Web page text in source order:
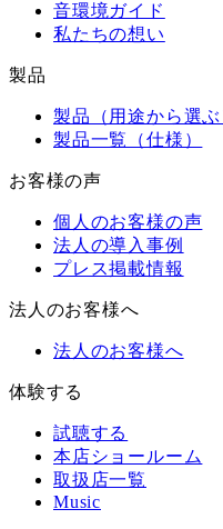
音環境ガイド
私たちの想い
製品
製品（用途から選ぶ
製品一覧（仕様）
お客様の声
個人のお客様の声
法人の導入事例
プレス掲載情報
法人のお客様へ
法人のお客様へ
体験する
試聴する
本店ショールーム
取扱店一覧
Music